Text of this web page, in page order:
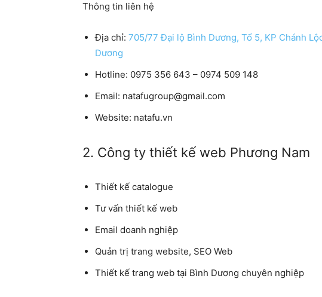
Thông tin liên hệ
Địa chỉ: 705/77 Đại lộ Bình Dương, Tổ 5, KP Chánh
Dương
Hotline: 0975 356 643 – 0974 509 148
Email: natafugroup@gmail.com
Website: natafu.vn
2. Công ty thiết kế web Phương Nam
Thiết kế catalogue
Tư vấn thiết kế web
Email doanh nghiệp
Quản trị trang website, SEO Web
Thiết kế trang web tại Bình Dương chuyên nghiệp